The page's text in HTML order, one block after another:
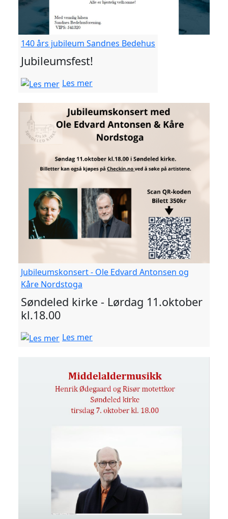
140 års jubileum Sandnes Bedehus
Jubileumsfest!
Les mer
Jubileumskonsert - Ole Edvard Antonsen og
Kåre Nordstoga
Søndeled kirke - Lørdag 11.oktober
kl.18.00
Les mer